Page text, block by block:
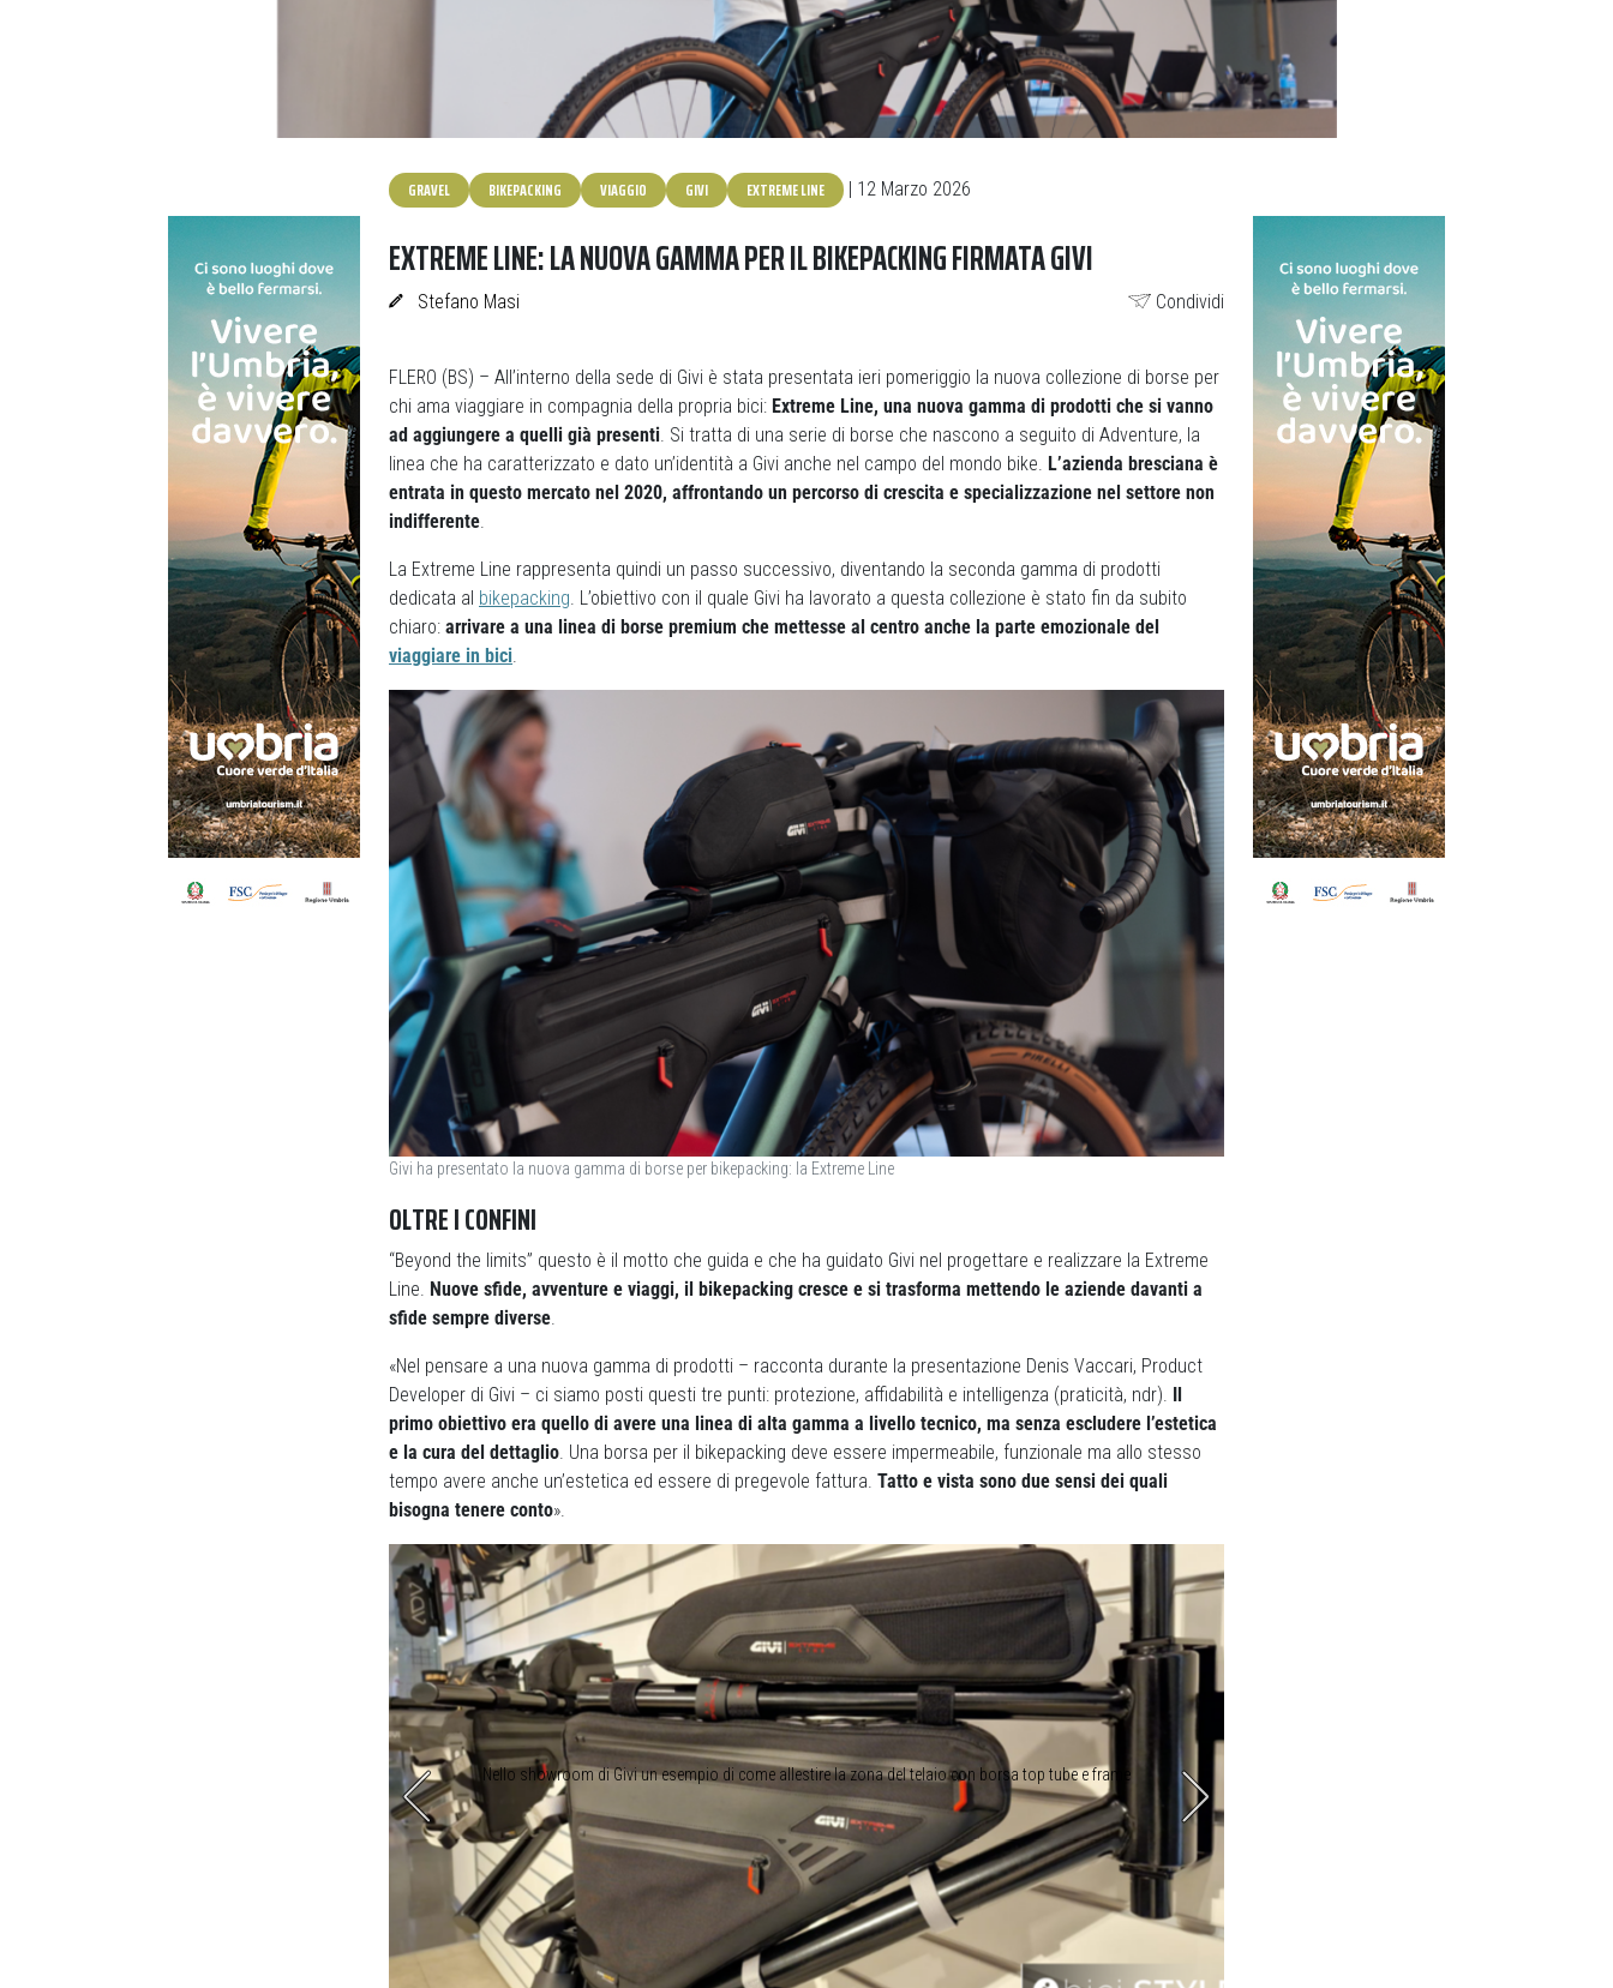
GRAVEL BIKEPACKING VIAGGIO GIVI EXTREME LINE | 12 Marzo 2026
EXTREME LINE: LA NUOVA GAMMA PER IL BIKEPACKING FIRMATA GIVI
Stefano Masi Condividi
FLERO (BS) – All’interno della sede di Givi è stata presentata ieri pomeriggio la nuova collezione di borse per
chi ama viaggiare in compagnia della propria bici: Extreme Line, una nuova gamma di prodotti che si vanno
ad aggiungere a quelli già presenti. Si tratta di una serie di borse che nascono a seguito di Adventure, la
linea che ha caratterizzato e dato un’identità a Givi anche nel campo del mondo bike. L’azienda bresciana è
entrata in questo mercato nel 2020, affrontando un percorso di crescita e specializzazione nel settore non
indifferente.
La Extreme Line rappresenta quindi un passo successivo, diventando la seconda gamma di prodotti
dedicata al bikepacking. L’obiettivo con il quale Givi ha lavorato a questa collezione è stato fin da subito
chiaro: arrivare a una linea di borse premium che mettesse al centro anche la parte emozionale del
viaggiare in bici.
Givi ha presentato la nuova gamma di borse per bikepacking: la Extreme Line
OLTRE I CONFINI
“Beyond the limits” questo è il motto che guida e che ha guidato Givi nel progettare e realizzare la Extreme
Line. Nuove sfide, avventure e viaggi, il bikepacking cresce e si trasforma mettendo le aziende davanti a
sfide sempre diverse
«Nel pensare a una nuova gamma di prodotti – racconta durante la presentazione Denis Vaccari, Product
Developer di Givi – ci siamo posti questi tre punti: protezione, affidabilità e intelligenza (praticità, ndr). Il
primo obiettivo era quello di avere una linea di alta gamma a livello tecnico, ma senza escludere l’estetica
e la cura del dettaglio . Una borsa per il bikepacking deve essere impermeabile, funzionale ma allo stesso
tempo avere anche un’estetica ed essere di pregevole fattura. Tatto e vista sono due sensi dei quali
bisogna tenere conto».
Nello showroom di Givi un esempio di come allestire la zona del telaio con borsa top tube e frame